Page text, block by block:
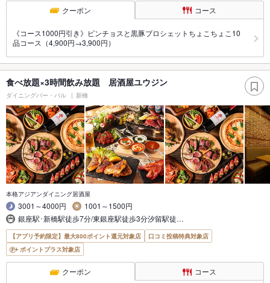
クーポン コース
《コース1000円引き》ピンチョスと黒豚ブロシェットちょこちょこ10
品コース（4,900円→3,900円）
食べ放題×3時間飲み放題 居酒屋ユウジン
ダイニングバー・バル 新橋
本格アジアンダイニング居酒屋
3001～4000円
1001～1500円
銀座駅･新橋駅徒歩7分/東銀座駅徒歩3分汐留駅徒…
【アプリ予約限定】最大800ポイント還元対象店
口コミ投稿特典対象店
ポイントプラス対象店
クーポン コース